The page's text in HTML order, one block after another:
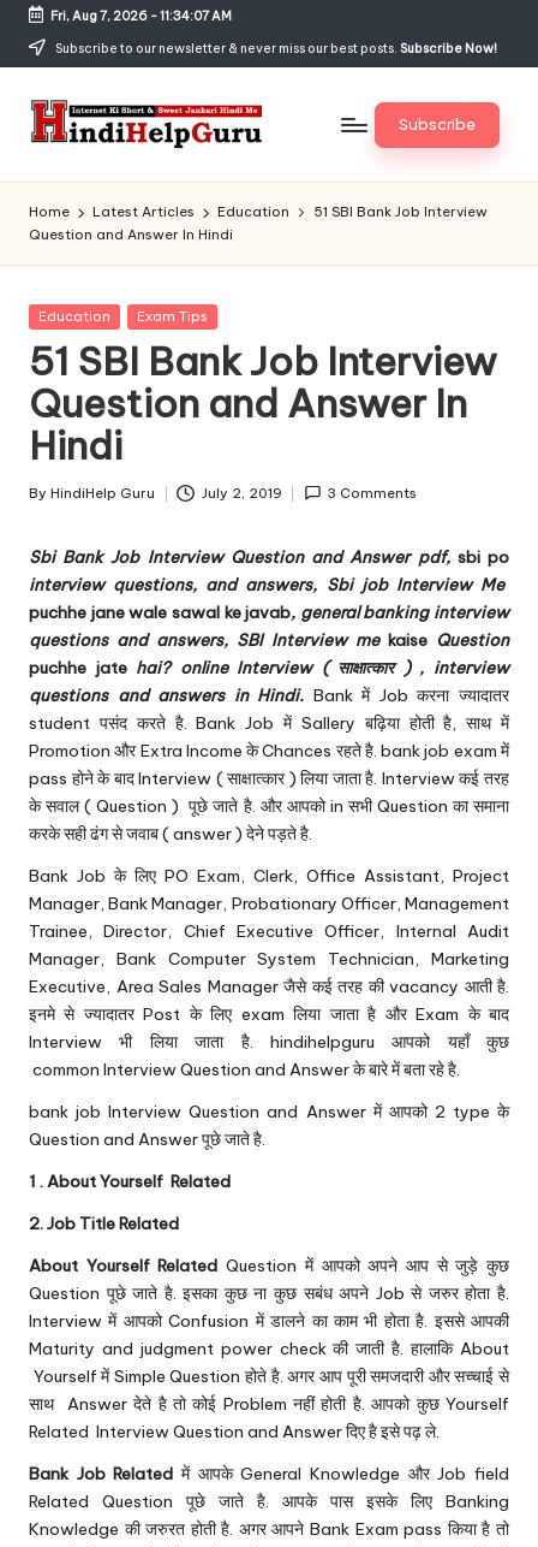
Skip
content
Fri, Aug 7, 2026-11:34:08 AM
Subscribe to our newsletter & never miss our best posts. Subscribe Now!
H
in
di
H
el
p
G
u
r
u.
c
o
m
Jankari
Hindi
me
Subscribe
Home Latest Articles Education
51 SBI Bank Job Interview
Question and Answer In Hindi
Posted
Education Exam Tips
51 SBI Bank Job Interview
Question and Answer In
Hindi
Posted
By HindiHelp Guru July 2, 2019 3 Comments
Sbi Bank Job Interview Question and Answer pdf, sbi po
interview questions, and answers, Sbi job Interview Me
puchhe jane wale sawal ke javab, general banking interview
questions and answers, SBIInterview me kaise Question
puchhe jatehai? online Interview ( साक्षात्कार ) , interview
questions and answers in Hindi. Bank में Job करना ज्यादातर
student पसंद करते है. Bank Job में Sallery बढ़िया होती है, साथ में
Promotion और Extra Income के Chances रहते है. bank job exam में
pass होने के बाद Interview ( साक्षात्कार ) लिया जाता है. Interview कई तरह
के सवाल ( Question ) पूछे जाते है. और आपको in सभी Question का समाना
करके सही ढंग से जवाब ( answer ) देने पड़ते है.
Bank Job के लिए PO Exam, Clerk, Office Assistant, Project
Manager, Bank Manager, Probationary Officer, Management
Trainee, Director, Chief Executive Officer, Internal Audit
Manager, Bank Computer System Technician, Marketing
Executive, Area Sales Manager जैसे कई तरह की vacancy आती है.
इनमे से ज्यादातर Post के लिए exam लिया जाता है और Exam के बाद
Interview भी लिया जाता है. hindihelpguru आपको यहाँ कुछ
common Interview Question and Answer के बारे में बता रहे है.
bank job Interview Question and Answer में आपको 2 type के
Question and Answer पूछे जाते है.
1 . About Yourself Related
2. Job Title Related
About Yourself Related Question में आपको अपने आप से जुड़े कुछ
Question पूछे जाते है. इसका कुछ ना कुछ सबंध अपने Job से जरुर होता है.
Interview में आपको Confusion में डालने का काम भी होता है. इससे आपकी
Maturity and judgment power check की जाती है. हालाकि About
Yourself में Simple Question होते है. अगर आप पूरी समजदारी और सच्चाई से
साथ Answer देते है तो कोई Problem नहीं होती है. आपको कुछ Yourself
Related Interview Question and Answer दिए है इसे पढ़ ले.
Bank Job Related में आपके General Knowledge और Job field
Related Question पूछे जाते है. आपके पास इसके लिए Banking
Knowledge की जरुरत होती है. अगर आपने Bank Exam pass किया है तो